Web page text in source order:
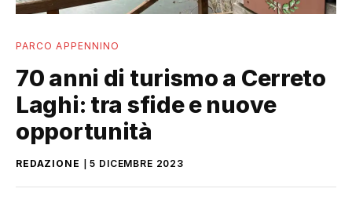
PARCO APPENNINO
70 anni di turismo a Cerreto
Laghi: tra sfide e nuove
opportunità
REDAZIONE 5 DICEMBRE 2023